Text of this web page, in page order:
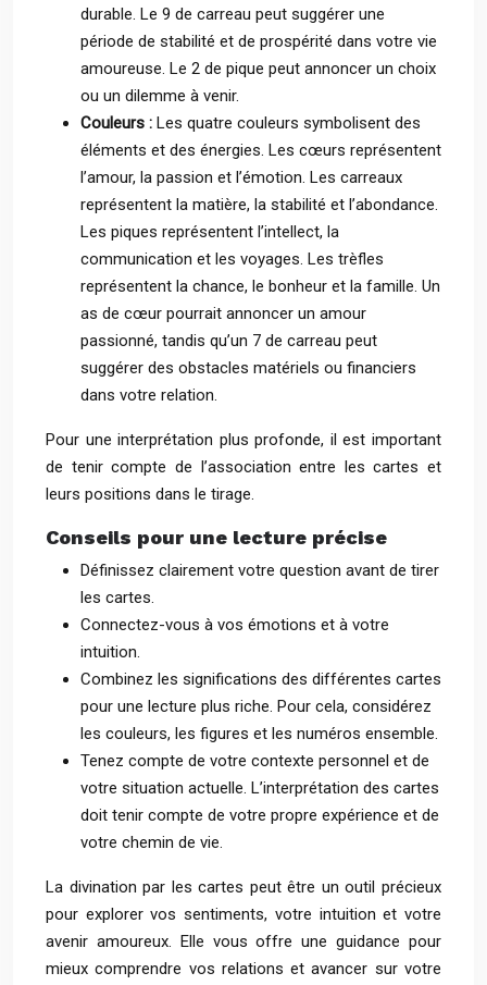
durable. Le 9 de carreau peut suggérer une
période de stabilité et de prospérité dans votre vie
amoureuse. Le 2 de pique peut annoncer un choix
ou un dilemme à venir.
Couleurs : Les quatre couleurs symbolisent des
éléments et des énergies. Les cœurs représentent
l’amour, la passion et l’émotion. Les carreaux
représentent la matière, la stabilité et l’abondance.
Les piques représentent l’intellect, la
communication et les voyages. Les trèfles
représentent la chance, le bonheur et la famille. Un
as de cœur pourrait annoncer un amour
passionné, tandis qu’un 7 de carreau peut
suggérer des obstacles matériels ou financiers
dans votre relation.
Pour une interprétation plus profonde, il est important
de tenir compte de l’association entre les cartes et
leurs positions dans le tirage.
Conseils pour une lecture précise
Définissez clairement votre question avant de tirer
les cartes.
Connectez-vous à vos émotions et à votre
intuition.
Combinez les significations des différentes cartes
pour une lecture plus riche. Pour cela, considérez
les couleurs, les figures et les numéros ensemble.
Tenez compte de votre contexte personnel et de
votre situation actuelle. L’interprétation des cartes
doit tenir compte de votre propre expérience et de
votre chemin de vie.
La divination par les cartes peut être un outil précieux
pour explorer vos sentiments, votre intuition et votre
avenir amoureux. Elle vous offre une guidance pour
mieux comprendre vos relations et avancer sur votre